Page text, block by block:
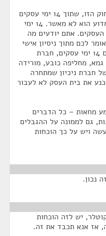
אתן לכם דוגמה. כתוב בהצעת החוק הזו, שתוך 14 ימי עסקים
בית העסק צריך לאשר או לנמק מדוע הוא לא מאשר. 14 ימי
בעולם העסקים. אתם יודעים מה
אני אומר לכם מתוך ניסיון אישי
של מי שמלווה את החברה. באותם 14 ימי עסקים, חברת
מחליפה כובע, מורידה
חברת ניכיון שמתחרה
את בית העסק לא לעבור
מחאות – כל הדברים
גם לממונה על ההגבלים
ויש על כך הוכחות
נכון.
יש לזה הוכחות
אז אנא תכבד את זה.